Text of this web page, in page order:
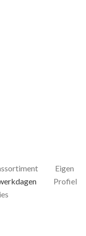
Eigen
Profiel